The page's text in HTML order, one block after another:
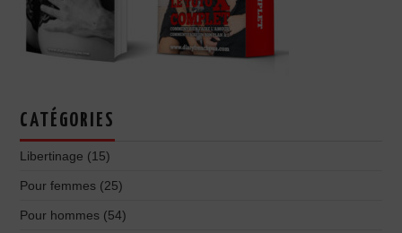
CATÉGORIES
Libertinage (15)
Pour femmes (25)
Pour hommes (54)